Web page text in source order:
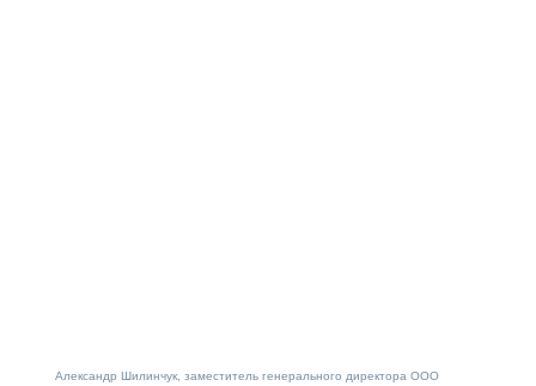
Александр Шилинчук, заместитель генерального директора ООО